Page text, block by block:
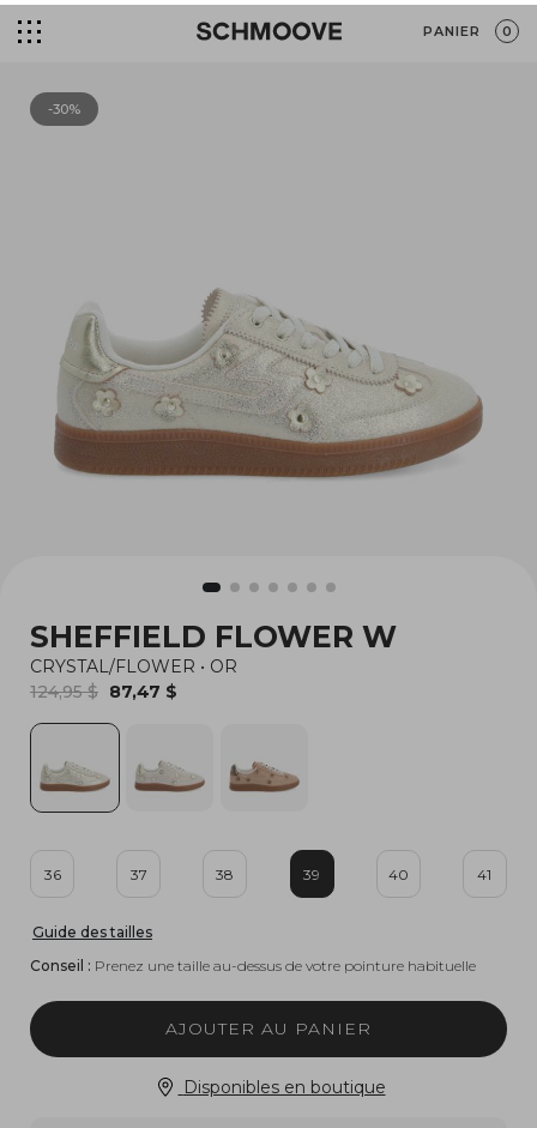
PANIER 0
-30%
SHEFFIELD FLOWER W
CRYSTAL/FLOWER • OR
124,95 $ 87,47 $
36 37 38 39 40 41
Guide des tailles
Conseil : Prenez une taille au-dessus de votre pointure habituelle
AJOUTER AU PANIER
Disponibles en boutique